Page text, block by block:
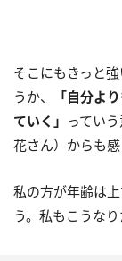
そこにもきっと
うか、
「自分よ
ていく」 ってい
花さん）からも感
私の方が年齢は
う。私もこうな